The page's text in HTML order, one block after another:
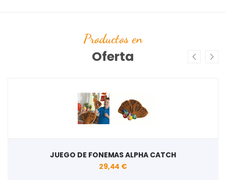
Productos en
Oferta
JUEGO DE FONEMAS ALPHA CATCH
29,44 €